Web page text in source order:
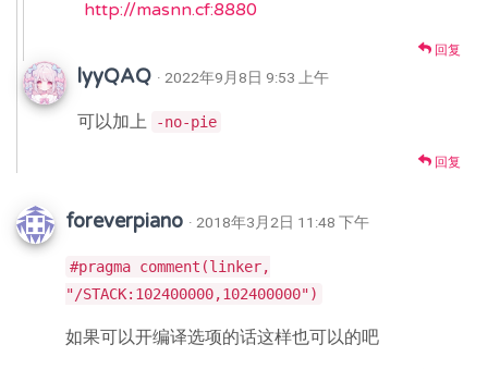
http://masnn.cf:8880
回复
lyyQAQ · 2022年9月8日 9:53 上午
可以加上 -no-pie
回复
foreverpiano · 2018年3月2日 11:48 下午
#pragma comment(linker,
"/STACK:102400000,102400000")
如果可以开编译选项的话这样也可以的吧